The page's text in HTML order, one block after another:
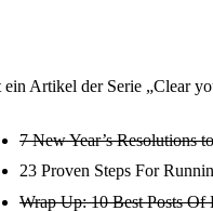
ein Artikel der Serie „Clear
7 New Year’s Resolutions
23 Proven Steps For
Wrap Up: 10 Best Posts